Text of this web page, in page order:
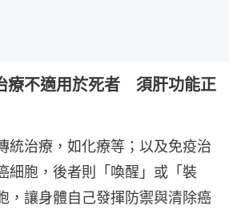
療不適用於死者 須肝功能正
統治療，如化療等；以及免疫治
細胞，後者則「喚醒」或「裝
，讓身體自己發揮防禦與清除癌